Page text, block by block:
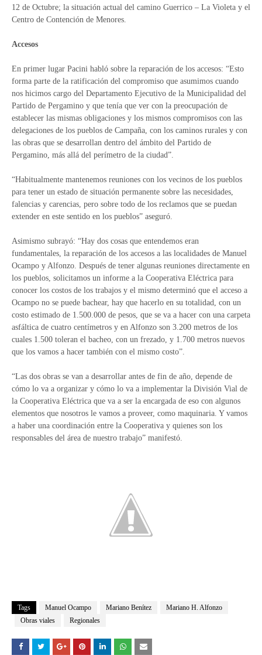
12 de Octubre; la situación actual del camino Guerrico – La Violeta y el
Centro de Contención de Menores.
Accesos
En primer lugar Pacini habló sobre la reparación de los accesos: “Esto
forma parte de la ratificación del compromiso que asumimos cuando
nos hicimos cargo del Departamento Ejecutivo de la Municipalidad del
Partido de Pergamino y que tenía que ver con la preocupación de
establecer las mismas obligaciones y los mismos compromisos con las
delegaciones de los pueblos de Campaña, con los caminos rurales y con
las obras que se desarrollan dentro del ámbito del Partido de
Pergamino, más allá del perímetro de la ciudad”.
“Habitualmente mantenemos reuniones con los vecinos de los pueblos
para tener un estado de situación permanente sobre las necesidades,
falencias y carencias, pero sobre todo de los reclamos que se puedan
extender en este sentido en los pueblos” aseguró.
Asimismo subrayó: “Hay dos cosas que entendemos eran
fundamentales, la reparación de los accesos a las localidades de Manuel
Ocampo y Alfonzo. Después de tener algunas reuniones directamente en
los pueblos, solicitamos un informe a la Cooperativa Eléctrica para
conocer los costos de los trabajos y el mismo determinó que el acceso a
Ocampo no se puede bachear, hay que hacerlo en su totalidad, con un
costo estimado de 1.500.000 de pesos, que se va a hacer con una carpeta
asfáltica de cuatro centímetros y en Alfonzo son 3.200 metros de los
cuales 1.500 toleran el bacheo, con un frezado, y 1.700 metros nuevos
que los vamos a hacer también con el mismo costo”.
“Las dos obras se van a desarrollar antes de fin de año, depende de
cómo lo va a organizar y cómo lo va a implementar la División Vial de
la Cooperativa Eléctrica que va a ser la encargada de eso con algunos
elementos que nosotros le vamos a proveer, como maquinaria. Y vamos
a haber una coordinación entre la Cooperativa y quienes son los
responsables del área de nuestro trabajo” manifestó.
Tags Manuel Ocampo Mariano Benítez
Mariano H. Alfonzo
Obras viales
Regionales